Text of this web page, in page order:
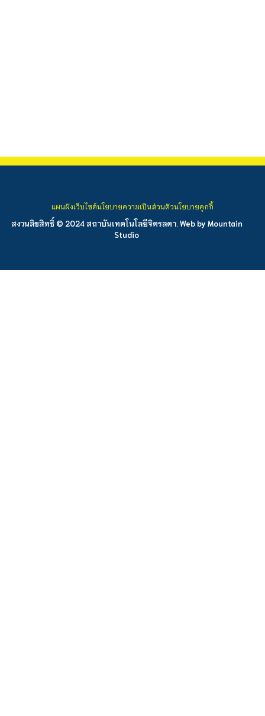
สงวนลิขสิทธิ์ © 2024 สถาบันเทคโนโลยีจิตรลดา. Web by Mountain
Studio
แผนผังเว็บไซต์นโยบายความเป็นส่วนตัวนโยบายคุกกี้